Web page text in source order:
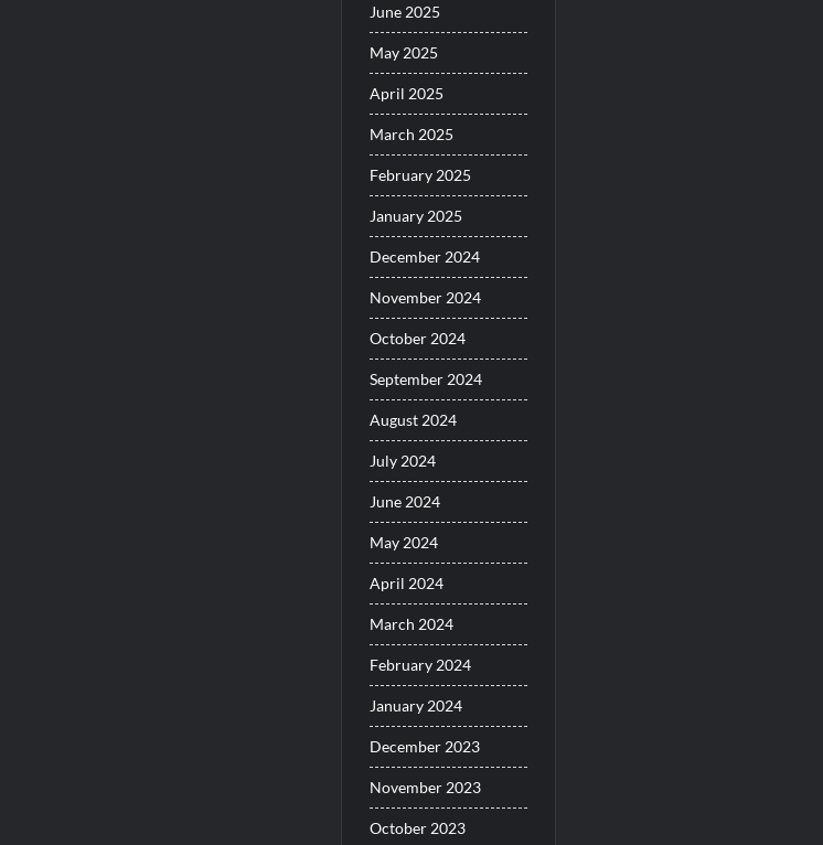
June 2025
May 2025
April 2025
March 2025
February 2025
January 2025
December 2024
November 2024
October 2024
September 2024
August 2024
July 2024
June 2024
May 2024
April 2024
March 2024
February 2024
January 2024
December 2023
November 2023
October 2023